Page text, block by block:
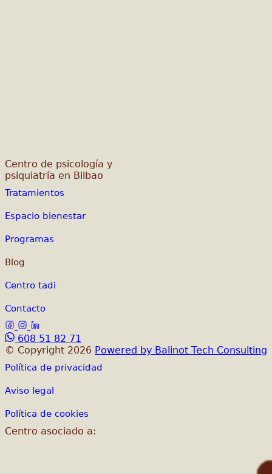
Centro de psicología y
psiquiatría en Bilbao
Tratamientos
Espacio bienestar
Programas
Blog
Centro tadi
Contacto
608 51 82 71
© Copyright 2026 Powered by Balinot Tech Consulting
Política de privacidad
Aviso legal
Política de cookies
Centro asociado a: